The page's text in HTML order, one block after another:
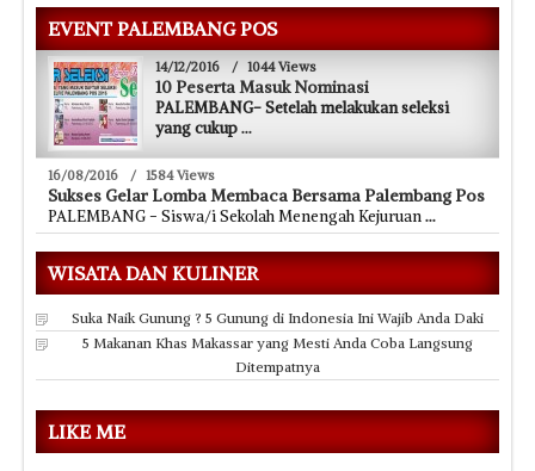
EVENT PALEMBANG POS
14/12/2016 / 1044 Views
10 Peserta Masuk Nominasi
PALEMBANG- Setelah melakukan seleksi
yang cukup...
16/08/2016 / 1584 Views
Sukses Gelar Lomba Membaca Bersama Palembang Pos
PALEMBANG - Siswa/i Sekolah Menengah Kejuruan...
WISATA DAN KULINER
Suka Naik Gunung ? 5 Gunung di Indonesia Ini Wajib Anda Daki
5 Makanan Khas Makassar yang Mesti Anda Coba Langsung
Ditempatnya
LIKE ME